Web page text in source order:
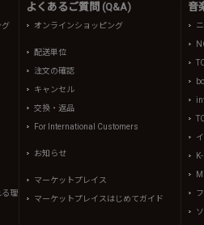
グ
る理
よくあるご質問 (Q&A)
オンラインショッピング
配送単位
注文の確認
キャンセル
交換・返品
For International Customers
お知らせ
マーケットプレイス
マーケットプレイスはじめてガイド
音